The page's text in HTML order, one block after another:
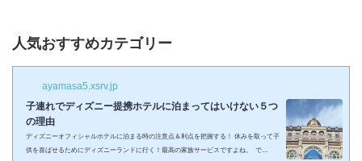
人気おすすめカテゴリー
ayamasa5.xsrv.jp
子連れでディズニー提携ホテルに泊まってはいけない５つ
の理由
ディズニーオフィシャルホテルに泊まる時の注意点＆利点を把握する！ 休みを取って子
供を喜ばせるためにディズニーランドに行く！最高の家族サービスですよね。 で